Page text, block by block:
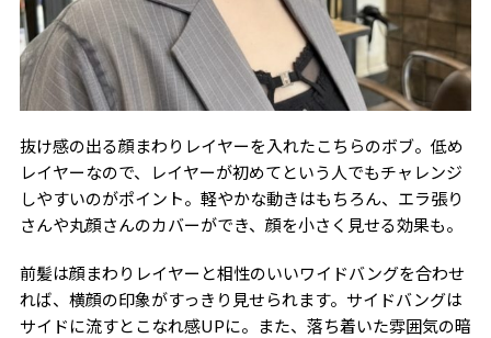
抜け感の出る顔まわりレイヤーを入れたこちらのボブ。低め
レイヤーなので、レイヤーが初めてという人でもチャレンジ
しやすいのがポイント。軽やかな動きはもちろん、エラ張り
さんや丸顔さんのカバーができ、顔を小さく見せる効果も。
前髪は顔まわりレイヤーと相性のいいワイドバングを合わせ
れば、横顔の印象がすっきり見せられます。サイドバングは
サイドに流すとこなれ感UPに。また、落ち着いた雰囲気の暗